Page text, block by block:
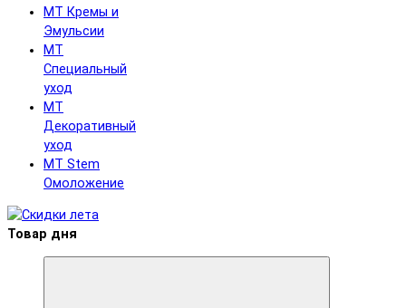
MT Кремы и
Эмульсии
MT
Специальный
уход
MT
Декоративный
уход
MT Stem
Омоложение
Товар дня